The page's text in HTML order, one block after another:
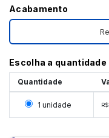
Acabamento
Escolha a quantidade
Quantidade
Selecionar 1
1 unidade